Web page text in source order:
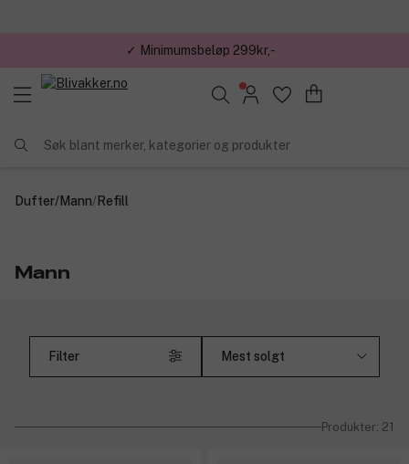
✓ Minimumsbeløp 299kr,-
Søk blant merker, kategorier og produkter
Dufter/Mann/Refill
Mann
Filter
Produkter: 21